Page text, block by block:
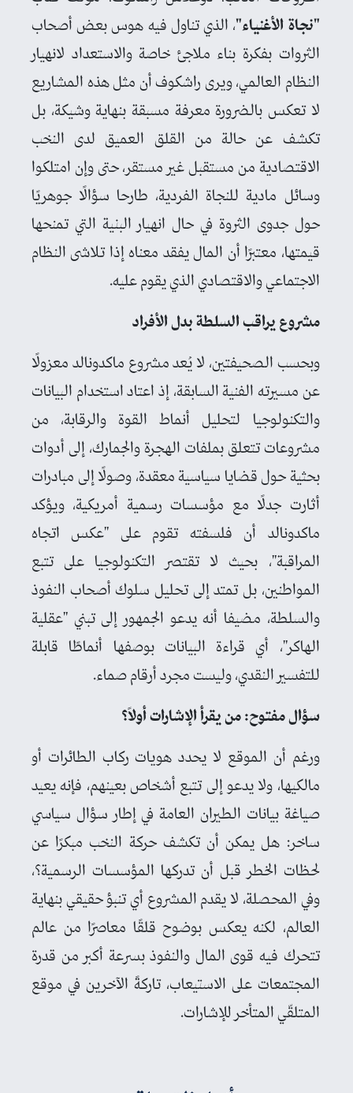
"نجاة الأغنياء"، الذي تناول فيه هوس بعض أصحاب
الثروات بفكرة بناء ملاجئ خاصة والاستعداد لانهيار
النظام العالمي، ويرى راشكوف أن مثل هذه المشاريع
لا تعكس بالضرورة معرفة مسبقة بنهاية وشيكة، بل
تكشف عن حالة من القلق العميق لدى النخب
الاقتصادية من مستقبل غير مستقر، حتى وإن امتلكوا
وسائل مادية للنجاة الفردية، طارحا سؤالًا جوهريًا
حول جدوى الثروة في حال انهيار البنية التي تمنحها
قيمتها، معتبرًا أن المال يفقد معناه إذا تلاشى النظام
الاجتماعي والاقتصادي الذي يقوم عليه.
مشروع يراقب السلطة بدل الأفراد
وبحسب الصحيفتين، لا يُعد مشروع ماكدونالد معزولًا
عن مسيرته الفنية السابقة، إذ اعتاد استخدام البيانات
والتكنولوجيا لتحليل أنماط القوة والرقابة، من
مشروعات تتعلق بملفات الهجرة والجمارك، إلى أدوات
بحثية حول قضايا سياسية معقدة، وصولًا إلى مبادرات
أثارت جدلًا مع مؤسسات رسمية أمريكية، ويؤكد
ماكدونالد أن فلسفته تقوم على "عكس اتجاه
المراقبة"، بحيث لا تقتصر التكنولوجيا على تتبع
المواطنين، بل تمتد إلى تحليل سلوك أصحاب النفوذ
والسلطة، مضيفا أنه يدعو الجمهور إلى تبني "عقلية
الهاكر"، أي قراءة البيانات بوصفها أنماطًا قابلة
للتفسير النقدي، وليست مجرد أرقام صماء.
سؤال مفتوح: من يقرأ الإشارات أولاً؟
ورغم أن الموقع لا يحدد هويات ركاب الطائرات أو
مالكيها، ولا يدعو إلى تتبع أشخاص بعينهم، فإنه يعيد
صياغة بيانات الطيران العامة في إطار سؤال سياسي
ساخر: هل يمكن أن تكشف حركة النخب مبكرًا عن
لحظات الخطر قبل أن تدركها المؤسسات الرسمية؟،
وفي المحصلة، لا يقدم المشروع أي تنبؤ حقيقي بنهاية
العالم، لكنه يعكس بوضوح قلقًا معاصرًا من عالم
تتحرك فيه قوى المال والنفوذ بسرعة أكبر من قدرة
المجتمعات على الاستيعاب، تاركةً الآخرين في موقع
المتلقّي المتأخر للإشارات.